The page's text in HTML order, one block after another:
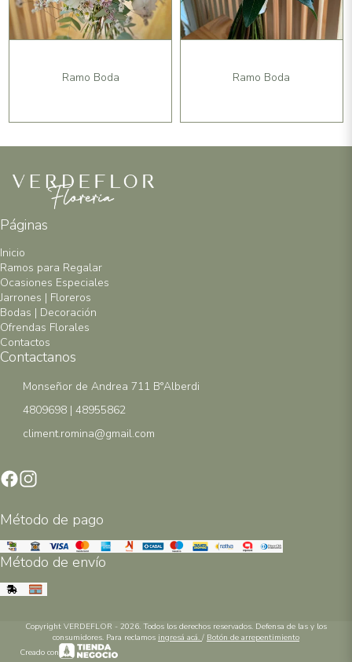
Ramo Boda Ramo Boda
Páginas
Inicio
Ramos para Regalar
Ocasiones Especiales
Jarrones | Floreros
Bodas | Decoración
Ofrendas Florales
Contactos
Contactanos
Monseñor de Andrea 711 B°Alberdi
4809698 | 48955862
climent.romina@gmail.com
Método de pago
Método de envío
Copyright VERDEFLOR - 2026. Todos los derechos reservados. Defensa de las y los
consumidores. Para reclamos ingresá acá. / Botón de arrepentimiento
Creado con